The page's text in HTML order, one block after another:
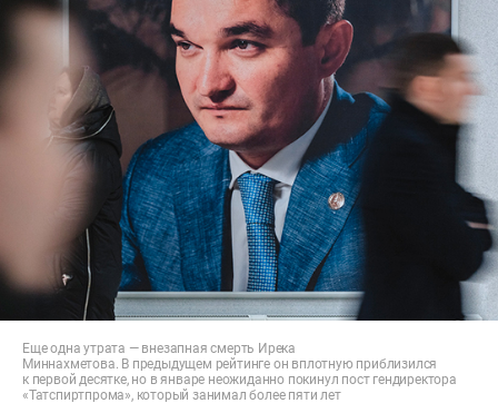
Еще одна утрата — внезапная смерть Ирека
Миннахметова. В предыдущем рейтинге он вплотную приблизился
к первой десятке, но в январе неожиданно покинул пост гендиректора
«Татспиртпрома», который занимал более пяти лет